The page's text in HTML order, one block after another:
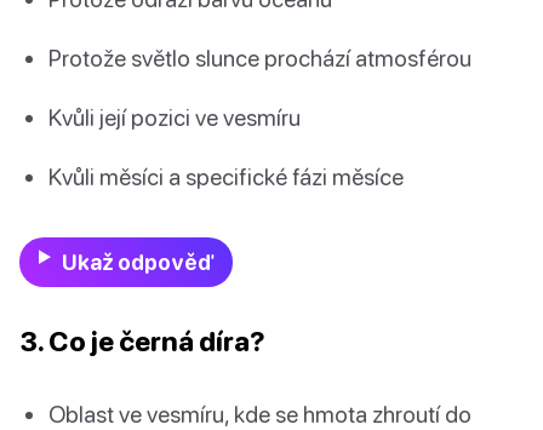
Protože světlo slunce prochází atmosférou
Kvůli její pozici ve vesmíru
Kvůli měsíci a specifické fázi měsíce
Ukaž odpověď
3. Co je černá díra?
Oblast ve vesmíru, kde se hmota zhroutí do